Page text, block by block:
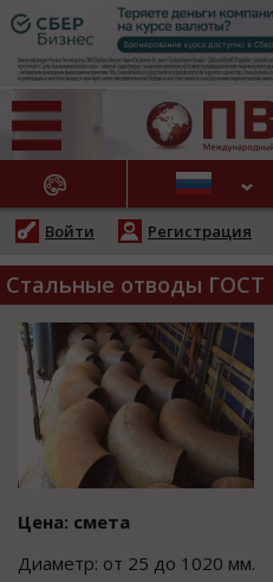
НОВОСТИ
Войти Регистрация
Стальные отводы ГОСТ
Цена: смета
Диаметр: от 25 до 1020 мм.